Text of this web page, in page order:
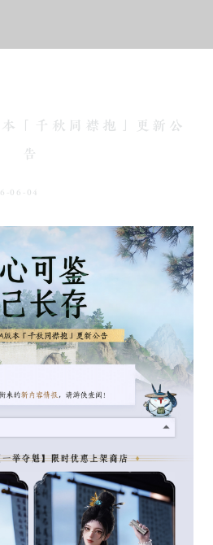
「千秋同襟抱」更新公
告
06-04